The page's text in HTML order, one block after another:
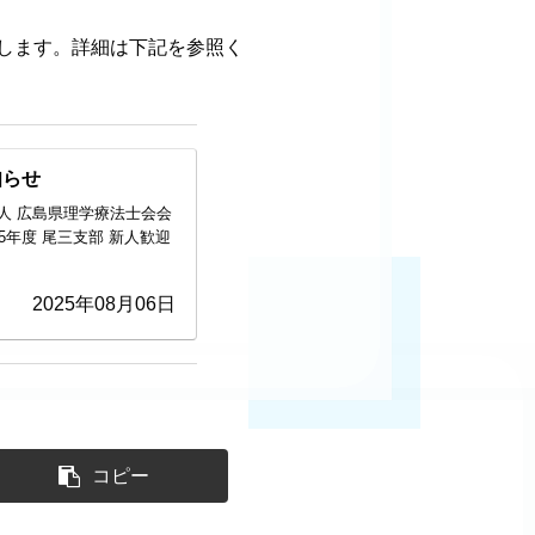
す。詳細は下記を参照く
せ
広島県理学療法士会会
度 尾三支部 新人歓迎
2025年08月06日
コピー